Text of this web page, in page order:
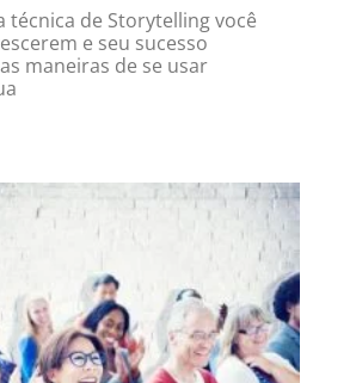
técnica de Storytelling você
e seu sucesso
maneiras de se usar